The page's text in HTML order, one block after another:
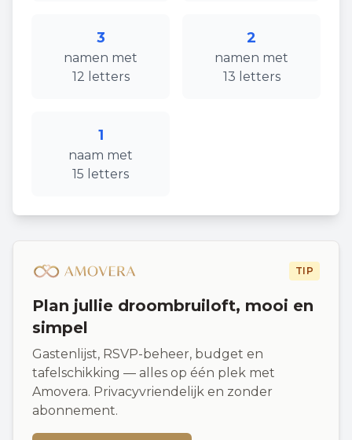
3
namen met
12 letters
2
namen met
13 letters
1
naam met
15 letters
TIP
Plan jullie droombruiloft, mooi en
simpel
Gastenlijst, RSVP-beheer, budget en
tafelschikking — alles op één plek met
Amovera. Privacyvriendelijk en zonder
abonnement.